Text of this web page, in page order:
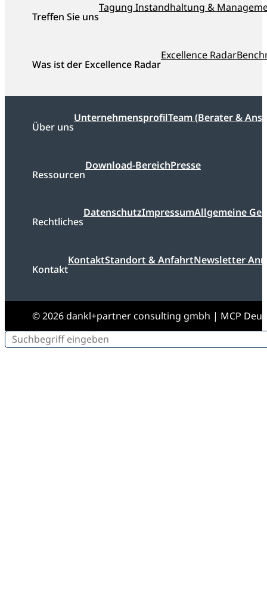
Treffen Sie uns
Tagung Instandhaltung &
Was ist der Excellence Radar
Excellence Radar
Über uns
UnternehmensprofilTeam (Berater &
Ressourcen
Download-BereichPresse
Rechtliches
DatenschutzImpressumAllgemeine
Kontakt
KontaktStandort & AnfahrtNewsletter
© 2026 dankl+partner consulting gmbh | MCP